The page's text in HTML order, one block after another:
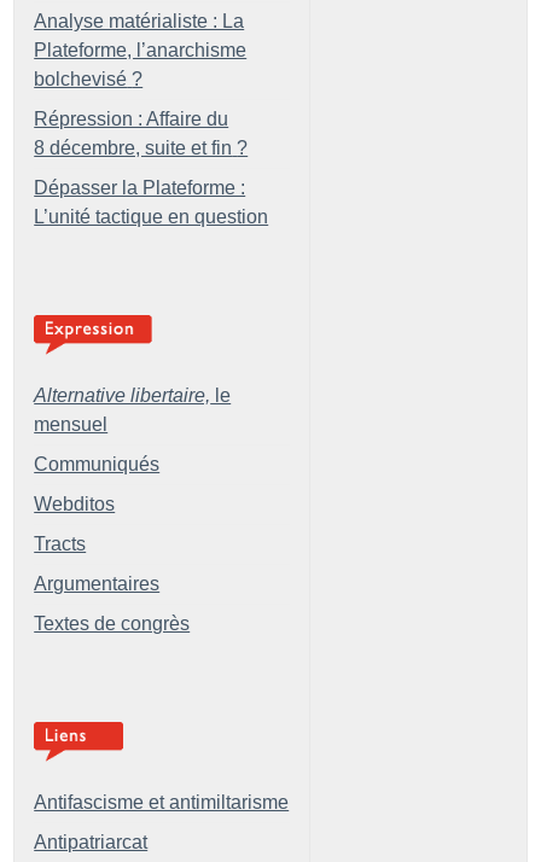
Analyse matérialiste : La
Plateforme, l’anarchisme
bolchevisé ?
Répression : Affaire du
8 décembre, suite et fin ?
Dépasser la Plateforme :
L’unité tactique en question
Alternative libertaire, le
mensuel
Communiqués
Webditos
Tracts
Argumentaires
Textes de congrès
Antifascisme et antimiltarisme
Antipatriarcat